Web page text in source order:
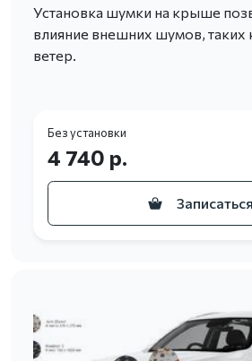
Установка шумки на крыше
влияние внешних шумов, таких
ветер.
Без установки
4 740 р.
Записаться